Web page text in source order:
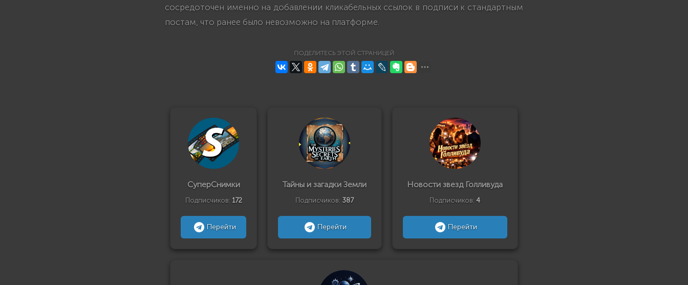
сосредоточен именно на добавлении кликабельных ссылок в подписи к стандартным
постам, что ранее было невозможно на платформе.
ПОДЕЛИТЕСЬ ЭТОЙ СТРАНИЦЕЙ
СуперСнимки
Подписчиков: 172
Перейти
Тайны и загадки Земли
Подписчиков: 387
Перейти
Новости звезд Голливуда
Подписчиков:4
Перейти